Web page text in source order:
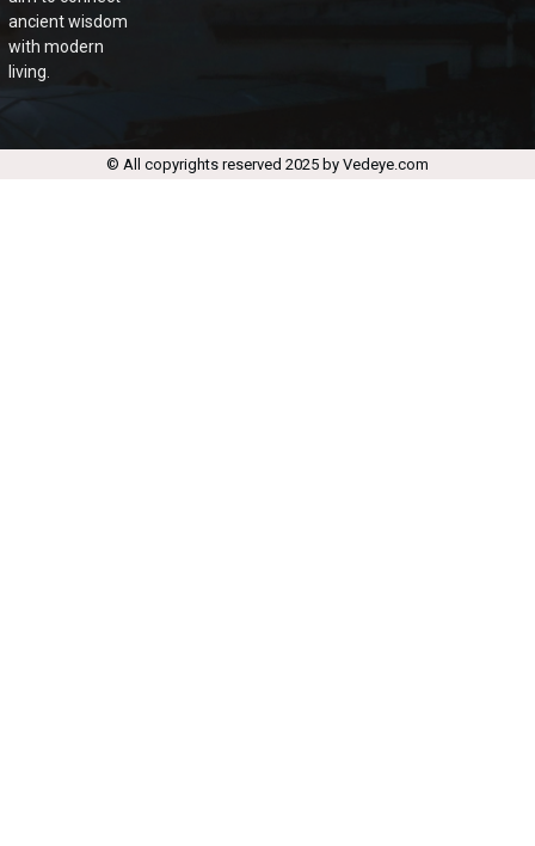
ancient wisdom
with modern
living.
© All copyrights reserved 2025 by Vedeye.com